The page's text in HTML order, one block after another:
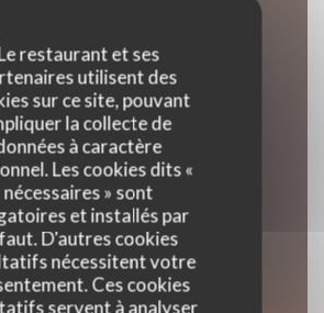
restaurant et ses
utilisent des
sur ce site, pouvant
la collecte de
à caractère
Les cookies dits «
nécessaires » sont
et installés par
D'autres cookies
nécessitent votre
Ces cookies
servent à analyser